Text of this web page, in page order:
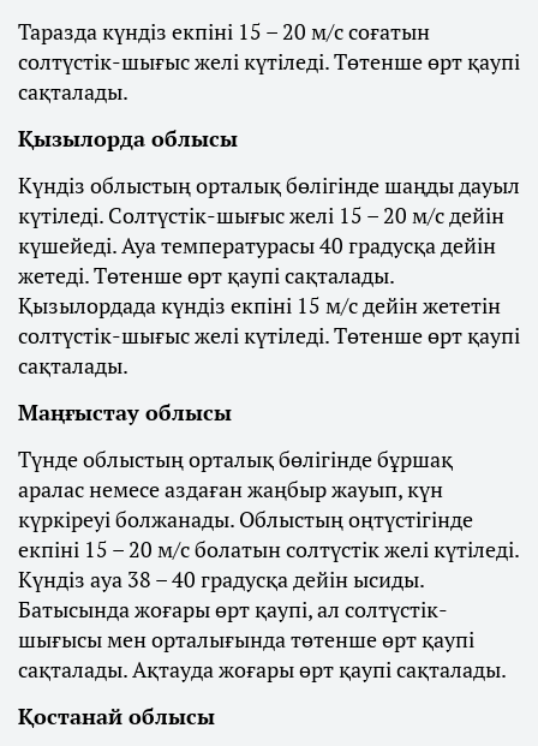
Таразда күндіз екпіні 15 – 20 м/с соғатын
солтүстік-шығыс желі күтіледі. Төтенше өрт қаупі
сақталады.
Қызылорда облысы
Күндіз облыстың орталық бөлігінде шаңды дауыл
күтіледі. Солтүстік-шығыс желі 15 – 20 м/с дейін
күшейеді. Ауа температурасы 40 градусқа дейін
жетеді. Төтенше өрт қаупі сақталады.
Қызылордада күндіз екпіні 15 м/с дейін жететін
солтүстік-шығыс желі күтіледі. Төтенше өрт қаупі
сақталады.
Маңғыстау облысы
Түнде облыстың орталық бөлігінде бұршақ
аралас немесе аздаған жаңбыр жауып, күн
күркіреуі болжанады. Облыстың оңтүстігінде
екпіні 15 – 20 м/с болатын солтүстік желі күтіледі.
Күндіз ауа 38 – 40 градусқа дейін ысиды.
Батысында жоғары өрт қаупі, ал солтүстік-
шығысы мен орталығында төтенше өрт қаупі
сақталады. Ақтауда жоғары өрт қаупі сақталады.
Қостанай облысы